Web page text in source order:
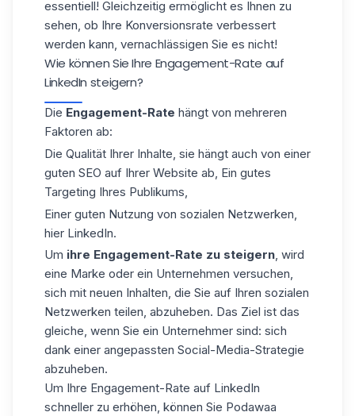
essentiell! Gleichzeitig ermöglicht es Ihnen zu
sehen, ob Ihre Konversionsrate verbessert
werden kann, vernachlässigen Sie es nicht!
Wie können Sie Ihre Engagement-Rate auf
LinkedIn steigern?
Die Engagement-Rate hängt von mehreren
Faktoren ab:
Die Qualität Ihrer Inhalte, sie hängt auch von einer
guten SEO auf Ihrer Website ab, Ein gutes
Targeting Ihres Publikums,
Einer guten Nutzung von sozialen Netzwerken,
hier LinkedIn.
Um ihre Engagement-Rate zu steigern, wird
eine Marke oder ein Unternehmen versuchen,
sich mit neuen Inhalten, die Sie auf Ihren sozialen
Netzwerken teilen, abzuheben. Das Ziel ist das
gleiche, wenn Sie ein Unternehmer sind: sich
dank einer angepassten Social-Media-Strategie
abzuheben.
Um Ihre Engagement-Rate auf LinkedIn
schneller zu erhöhen, können Sie Podawaa